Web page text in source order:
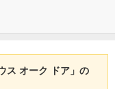
ス オーク ドア」の